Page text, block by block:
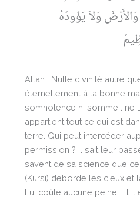
وَلاَ يَؤُودُهُ
Allah ! Nulle divinité autre
éternellement à la bonne
somnolence ni sommeil ne
appartient tout ce qui est
terre. Qui peut intercéder
permission ? Il sait leur
savent de sa science que ce
(Kursî) déborde les cieux et
Lui coûte aucune peine. Et Il